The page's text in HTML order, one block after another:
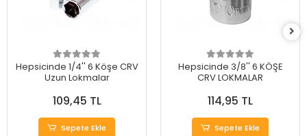
Hepsicinde 1/4'' 6 Köşe CRV
Uzun Lokmalar
109,45 TL
Sepete Ekle
Hepsicinde 3/8'' 6 KÖŞE
CRV LOKMALAR
114,95 TL
Sepete Ekle